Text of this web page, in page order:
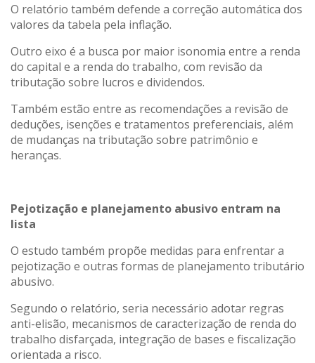
O relatório também defende a correção automática dos
valores da tabela pela inflação.
Outro eixo é a busca por maior isonomia entre a renda
do capital e a renda do trabalho, com revisão da
tributação sobre lucros e dividendos.
Também estão entre as recomendações a revisão de
deduções, isenções e tratamentos preferenciais, além
de mudanças na tributação sobre patrimônio e
heranças.
Pejotização e planejamento abusivo entram na
lista
O estudo também propõe medidas para enfrentar a
pejotização e outras formas de planejamento tributário
abusivo.
Segundo o relatório, seria necessário adotar regras
anti-elisão, mecanismos de caracterização de renda do
trabalho disfarçada, integração de bases e fiscalização
orientada a risco.